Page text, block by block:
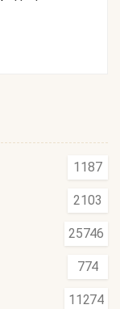
1187
2103
25746
774
11274